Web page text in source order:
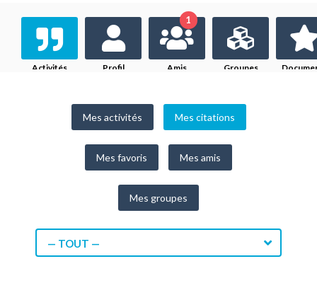
Activités Profil Amis
1
Groupes
Mes activités Mes citations
Mes favoris Mes amis
Mes groupes
— TOUT —